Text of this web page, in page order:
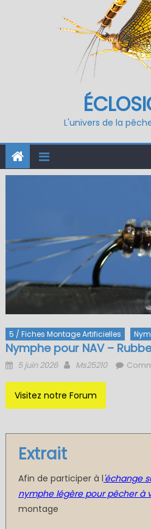
L'univers de la
5 / Fiches Montage Artificielles
Nymphe pour NAV –
Posted
5 juin 2026 Author
Ms25210
Visitez notre Forum
Extrait
Afin de participer à l'échange
nymphe légère pour pêcher à
montage